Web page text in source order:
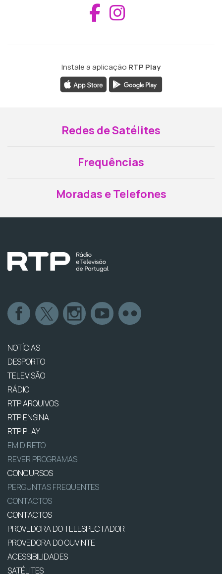
Aceder ao
Instale a aplicação RTP Play
Redes de Satélites
Frequências
Moradas e Telefones
NOTÍCIAS
DESPORTO
TELEVISÃO
RÁDIO
RTP ARQUIVOS
RTP ENSINA
RTP PLAY
EM DIRETO
REVER PROGRAMAS
CONCURSOS
PERGUNTAS FREQUENTES
CONTACTOS
CONTACTOS
PROVEDORA DO TELESPECTADOR
PROVEDORA DO OUVINTE
ACESSIBILIDADES
SATÉLITES